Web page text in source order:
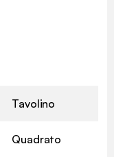
Tavolino
Quadrato